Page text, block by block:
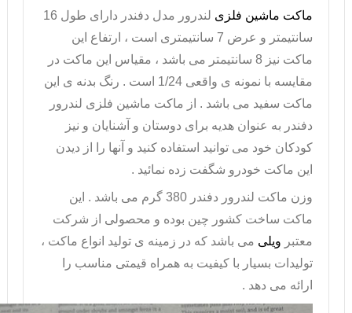
ماکت ماشین فلزی
لندرور مدل دفندر دارای طول 16
سانتیمتر و عرض 7 سانتیمتری است ، ارتفاع این
ماکت نیز 8 سانتیمتر می باشد ، مقیاس این ماکت در
مقایسه با نمونه ی واقعی 1/24 است . رنگ بدنه ی این
ماکت سفید می باشد . از ماکت ماشین فلزی لندرور
دفندر به عنوان هدیه برای دوستان و آشنایان و نیز
کودکان خود می توانید استفاده کنید و آنها را از دیدن
این ماکت خودرو شگفت زده نمائید .
وزن ماکت لندرور دفندر
ماکت ساخت کشور چین بوده و محصولی از شرکت
معتبر ویلی می باشد که در زمینه ی تولید انواع ماکت ،
تولیدات بسیار با کیفیت به همراه قیمتی مناسب را
ارائه می دهد .